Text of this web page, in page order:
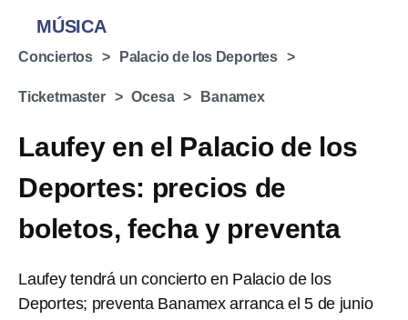
MÚSICA
Conciertos Palacio de los Deportes
Ticketmaster Ocesa Banamex
Laufey en el Palacio de los
Deportes: precios de
boletos, fecha y preventa
Laufey tendrá un concierto en Palacio de los
Deportes; preventa Banamex arranca el 5 de junio